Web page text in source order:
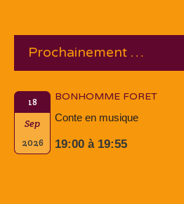
Prochainement …
18
Sep
2026
BONHOMME FORET
Conte en musique
19:00 à 19:55